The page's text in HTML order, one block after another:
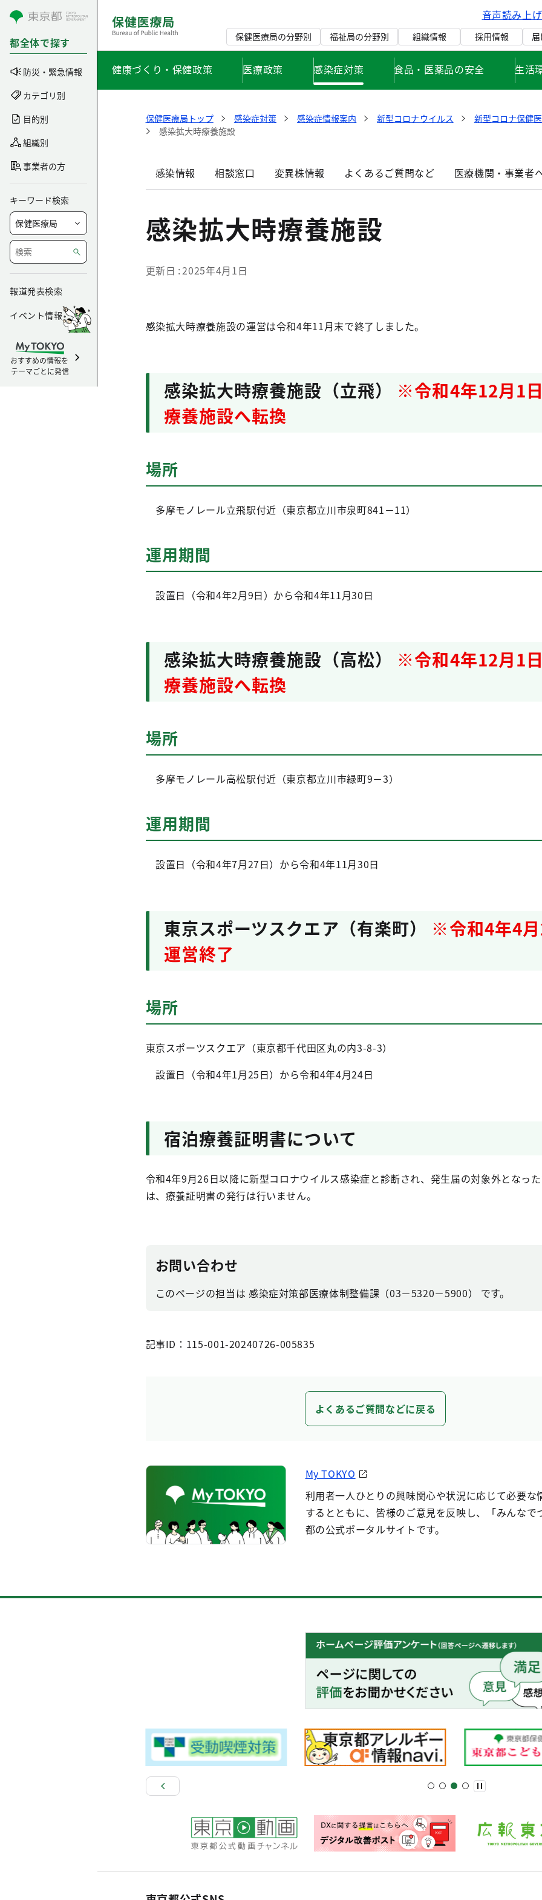
コンテンツにスキップ
都全体で探す
防災・緊急情報
カテゴリ別
目的別
組織別
事業者の方
キーワード検索
報道発表検索
イベント情報
おすすめの情報を
テーマごとに発信
音声読み上
保健医療局の分野別 福祉局の分野別 組織情報 採用情報
健康づくり・保健政策 医療政策 感染症対策 食品・医薬品の安全 生活
保健医療局トップ 感染症対策 感染症情報案内 新型コロナウイルス 新型コロナ保健
感染拡大時療養施設
感染情報 相談窓口 変異株情報 よくあるご質問など 医療機関・事業者
感染拡大時療養施設
更新日 2025年4月1日
感染拡大時療養施設の運営は令和4年11月末で終了しました。
感染拡大時療養施設（立飛） ※令和4年12月1
療養施設へ転換
場所
多摩モノレール立飛駅付近（東京都立川市泉町841－11）
運用期間
設置日（令和4年2月9日）から令和4年11月30日
感染拡大時療養施設（高松） ※令和4年12月1
療養施設へ転換
場所
多摩モノレール高松駅付近（東京都立川市緑町9－3）
運用期間
設置日（令和4年7月27日）から令和4年11月30日
東京スポーツスクエア（有楽町） ※令和4年4
運営終了
場所
東京スポーツスクエア（東京都千代田区丸の内3-8-3）
設置日（令和4年1月25日）から令和4年4月24日
宿泊療養証明書について
令和4年9月26日以降に新型コロナウイルス感染症と診断され、発生届の対象外となっ
は、療養証明書の発行は行いません。
お問い合わせ
このページの担当は 感染症対策部医療体制整備課（03－5320－5900） です。
記事ID：115-001-20240726-005835
よくあるご質問などに戻る
My TOKYO
利用者一人ひとりの興味関心や状況に応じて必要な
するとともに、皆様のご意見を反映し、「みんなで
都の公式ポータルサイトです。